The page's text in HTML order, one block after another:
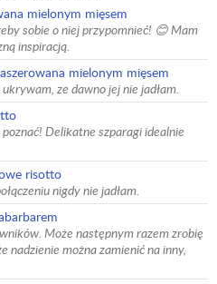
mielonym mięsem
sobie o niej przypomnieć! 😊 Mam
inspiracją.
mielonym mięsem
ze dawno jej nie jadłam.
Delikatne szparagi idealnie
risotto
nigdy nie jadłam.
Może następnym razem zrobię
nadzienie można zamienić na inny,